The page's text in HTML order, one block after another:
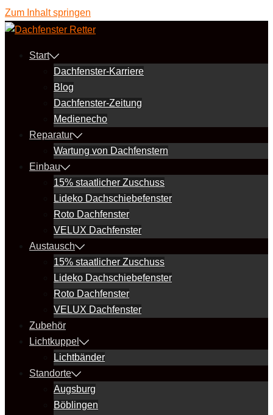
Zum Inhalt springen
Start
Dachfenster-Karriere
Blog
Dachfenster-Zeitung
Medienecho
Reparatur
Wartung von Dachfenstern
Einbau
15% staatlicher Zuschuss
Lideko Dachschiebefenster
Roto Dachfenster
VELUX Dachfenster
Austausch
15% staatlicher Zuschuss
Lideko Dachschiebefenster
Roto Dachfenster
VELUX Dachfenster
Zubehör
Lichtkuppel
Lichtbänder
Standorte
Augsburg
Böblingen